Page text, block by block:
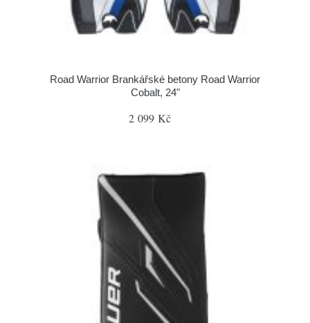
Road Warrior Brankářské betony Road Warrior
Cobalt, 24"
2 099 Kč